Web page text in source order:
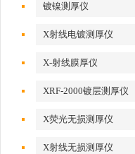
镀镍测厚仪
X射线电镀测厚仪
X-射线膜厚仪
XRF-2000镀层测厚仪
X荧光无损测厚仪
X射线无损测厚仪